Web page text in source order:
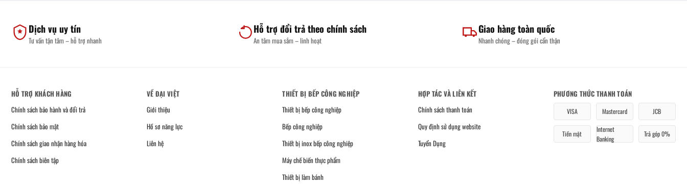
Dịch vụ uy tín
Tư vấn tận tâm – hỗ trợ nhanh
Hỗ trợ đổi trả theo chính sách
An tâm mua sắm – linh hoạt
Giao hàng toàn quốc
Nhanh chóng – đóng gói cẩn thận
HỖ TRỢ KHÁCH HÀNG
Chính sách bảo hành và đổi trả
Chính sách bảo mật
Chính sách giao nhận hàng hóa
Chính sách biên tập
VỀ ĐẠI VIỆT
Giới thiệu
Hồ sơ năng lực
Liên hệ
THIẾT BỊ BẾP CÔNG NGHIỆP
Thiết bị bếp công nghiệp
Bếp công nghiệp
Thiết bị inox bếp công nghiệp
Máy chế biến thực phẩm
Thiết bị làm bánh
HỢP TÁC VÀ LIÊN KẾT
Chính sách thanh toán
Quy định sử dụng website
Tuyển Dụng
PHƯƠNG THỨC THANH TOÁN
VISA Mastercard JCB
Tiền mặt
Internet
Banking
Trả góp 0%